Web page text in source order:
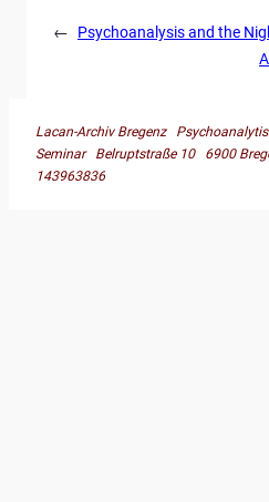
←
Psychoanalysis and the
Lacan-Archiv Bregenz
Seminar Belruptstraße 10 6900
143963836